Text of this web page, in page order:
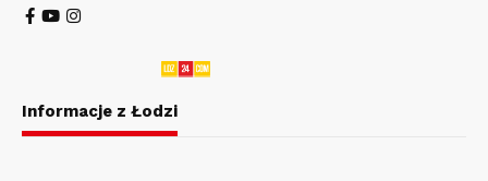
Informacje z Łodzi